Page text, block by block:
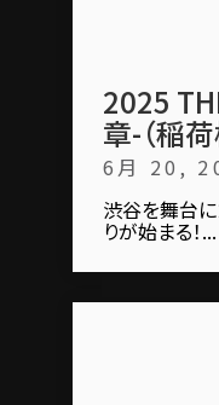
2025
章-（稲
6月 20,
渋谷を舞台に
りが始まる！...